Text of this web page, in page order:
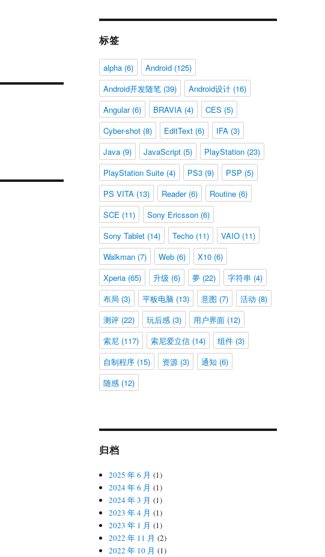
标签
alpha(6) Android(125)
Android开发随笔(39) Android设计(16)
Angular(6) BRAVIA(4) CES (5)
Cyber-shot(8) EditText(6) IFA(3)
Java(9) JavaScript(5) PlayStation(23)
PlayStation Suite(4) PS3(9) PSP (5)
PS VITA(13) Reader(6) Routine(6)
SCE (11) Sony Ericsson(6)
Sony Tablet(14) Techo(11) VAIO(11)
Walkman(7) Web(6) X10(6)
Xperia(65) 升级 (6) 夢(22) 字符串 (4)
布局 (3) 平板电脑 (13) 意图 (7) 活动 (8)
测评(22) 玩后感(3) 用户界面(12)
索尼(117) 索尼爱立信(14) 组件(3)
自制程序(15) 资源(3) 通知 (6)
随感(12)
归档
2025 年 6 月 (1)
2024 年 6 月 (1)
2024 年 3 月 (1)
2023 年 4 月 (1)
2023 年 1 月 (1)
2022 年 11 月 (2)
2022 年 10 月 (1)